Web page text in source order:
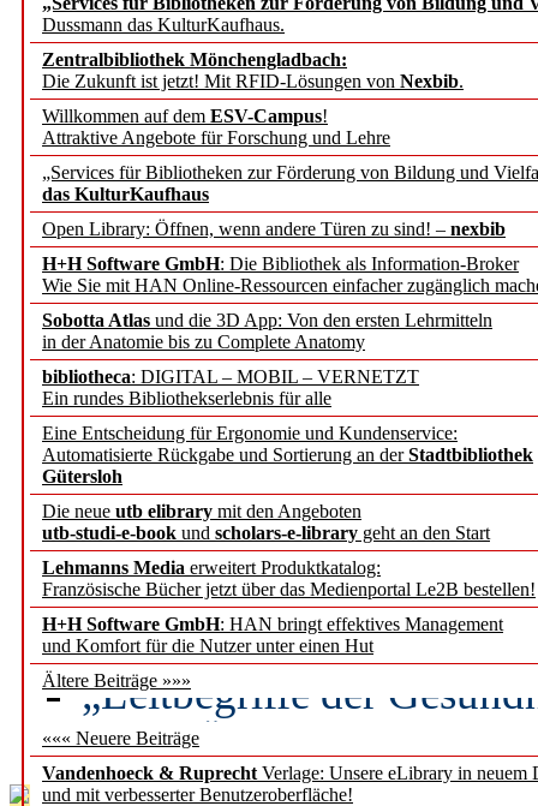
Dussmann das KulturKaufhaus.
Zentralbibliothek Mönchengladbach:
Die Zukunft ist jetzt! Mit RFID-Lösungen von Nexbib.
Willkommen auf dem ESV-Campus!
Attraktive Angebote für Forschung und Lehre
„Services für Bibliotheken zur Förderung von Bildung und
das KulturKaufhaus
Open Library: Öffnen, wenn andere Türen zu sind! – nexbib
H+H Software GmbH: Die Bibliothek als Information-Broker
Wie Sie mit HAN Online-Ressourcen einfacher zugänglich
Sobotta Atlas und die 3D App: Von den ersten Lehrmitteln
in der Anatomie bis zu Complete Anatomy
bibliotheca: DIGITAL – MOBIL – VERNETZT
Ein rundes Bibliothekserlebnis für alle
Eine Entscheidung für Ergonomie und Kundenservice:
Automatisierte Rückgabe und Sortierung an derStadtbibliothek
Gütersloh
Die neue utb elibrary mit den Angeboten
utb-studi-e-book und scholars-e-library geht an den Start
Lehmanns Media erweitert Produktkatalog:
Französische Bücher jetzt über das Medienportal Le2B bestellen!
H+H Software GmbH: HAN bringt effektives Management
und Komfort für die Nutzer unter einen Hut
Ältere Beiträge »»»
««« Neuere Beiträge
Vandenhoeck & Ruprecht Verlage: Unsere eLibrary in neuem
und mit verbesserter Benutzeroberfläche!
angepasst
konstruktiv!
Mohr Siebeck
und die Zeitschrift für
Francke Attempto
EBSCO Information
Recherchefunktionen in
Sorbisches Institut neu
Geschichte und
Künstliche Intelligenz
besser zu verstehen
„Leitbegriffe der
des BIÖG erscheinen